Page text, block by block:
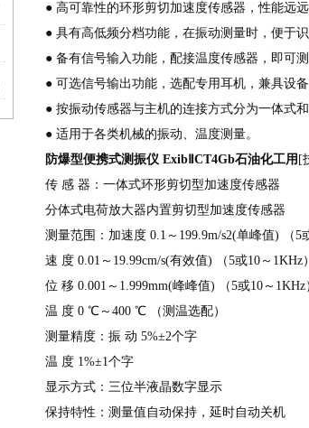
● 高可靠性的环形剪切加速度传感器，性能远
● 具有高低频分档功能，在振动测量时，便于
● 备有信号输入功能，配接温度传感器，即可
● 可选信号输出功能，选配专用耳机，兼具设
● 按振动传感器与主机的连接方式分为一体式
● 适用于各类机械的振动、温度测量。
防爆型便携式测振仪 ExibⅡCT4Gb石油化工用 [
传 感 器：一体式环形剪切型加速度传感器
分体式电荷放大器内置剪切型加速度传感器
测量范围：加速度 0.1～199.9m/s2(单峰值) （5
速 度 0.01～19.99cm/s(有效值) （5或10～1KHz
位 移 0.001～1.999mm(峰峰值) （5或10～1KHz
温 度 0 ℃～400 ℃ （测温选配）
测量精度：振 动 5%±2个字
温 度 1%±1个字
显示方式：三位半液晶数字显示
保持特性：测量值自动保持，延时自动关机